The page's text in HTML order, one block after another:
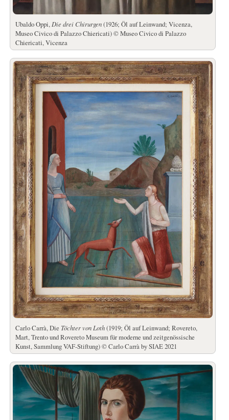
Ubaldo Oppi, Die drei Chirurgen(1926; Öl auf Leinwand; Vicenza,
Museo Civico di Palazzo Chiericati) © Museo Civico di Palazzo
Chiericati, Vicenza
Carlo Carrà, Die Töchter von Loth(1919; Öl auf Leinwand; Rovereto,
Mart, Trento und Rovereto Museum für moderne und zeitgenössische
Kunst, Sammlung VAF-Stiftung) © Carlo Carrà by SIAE 2021